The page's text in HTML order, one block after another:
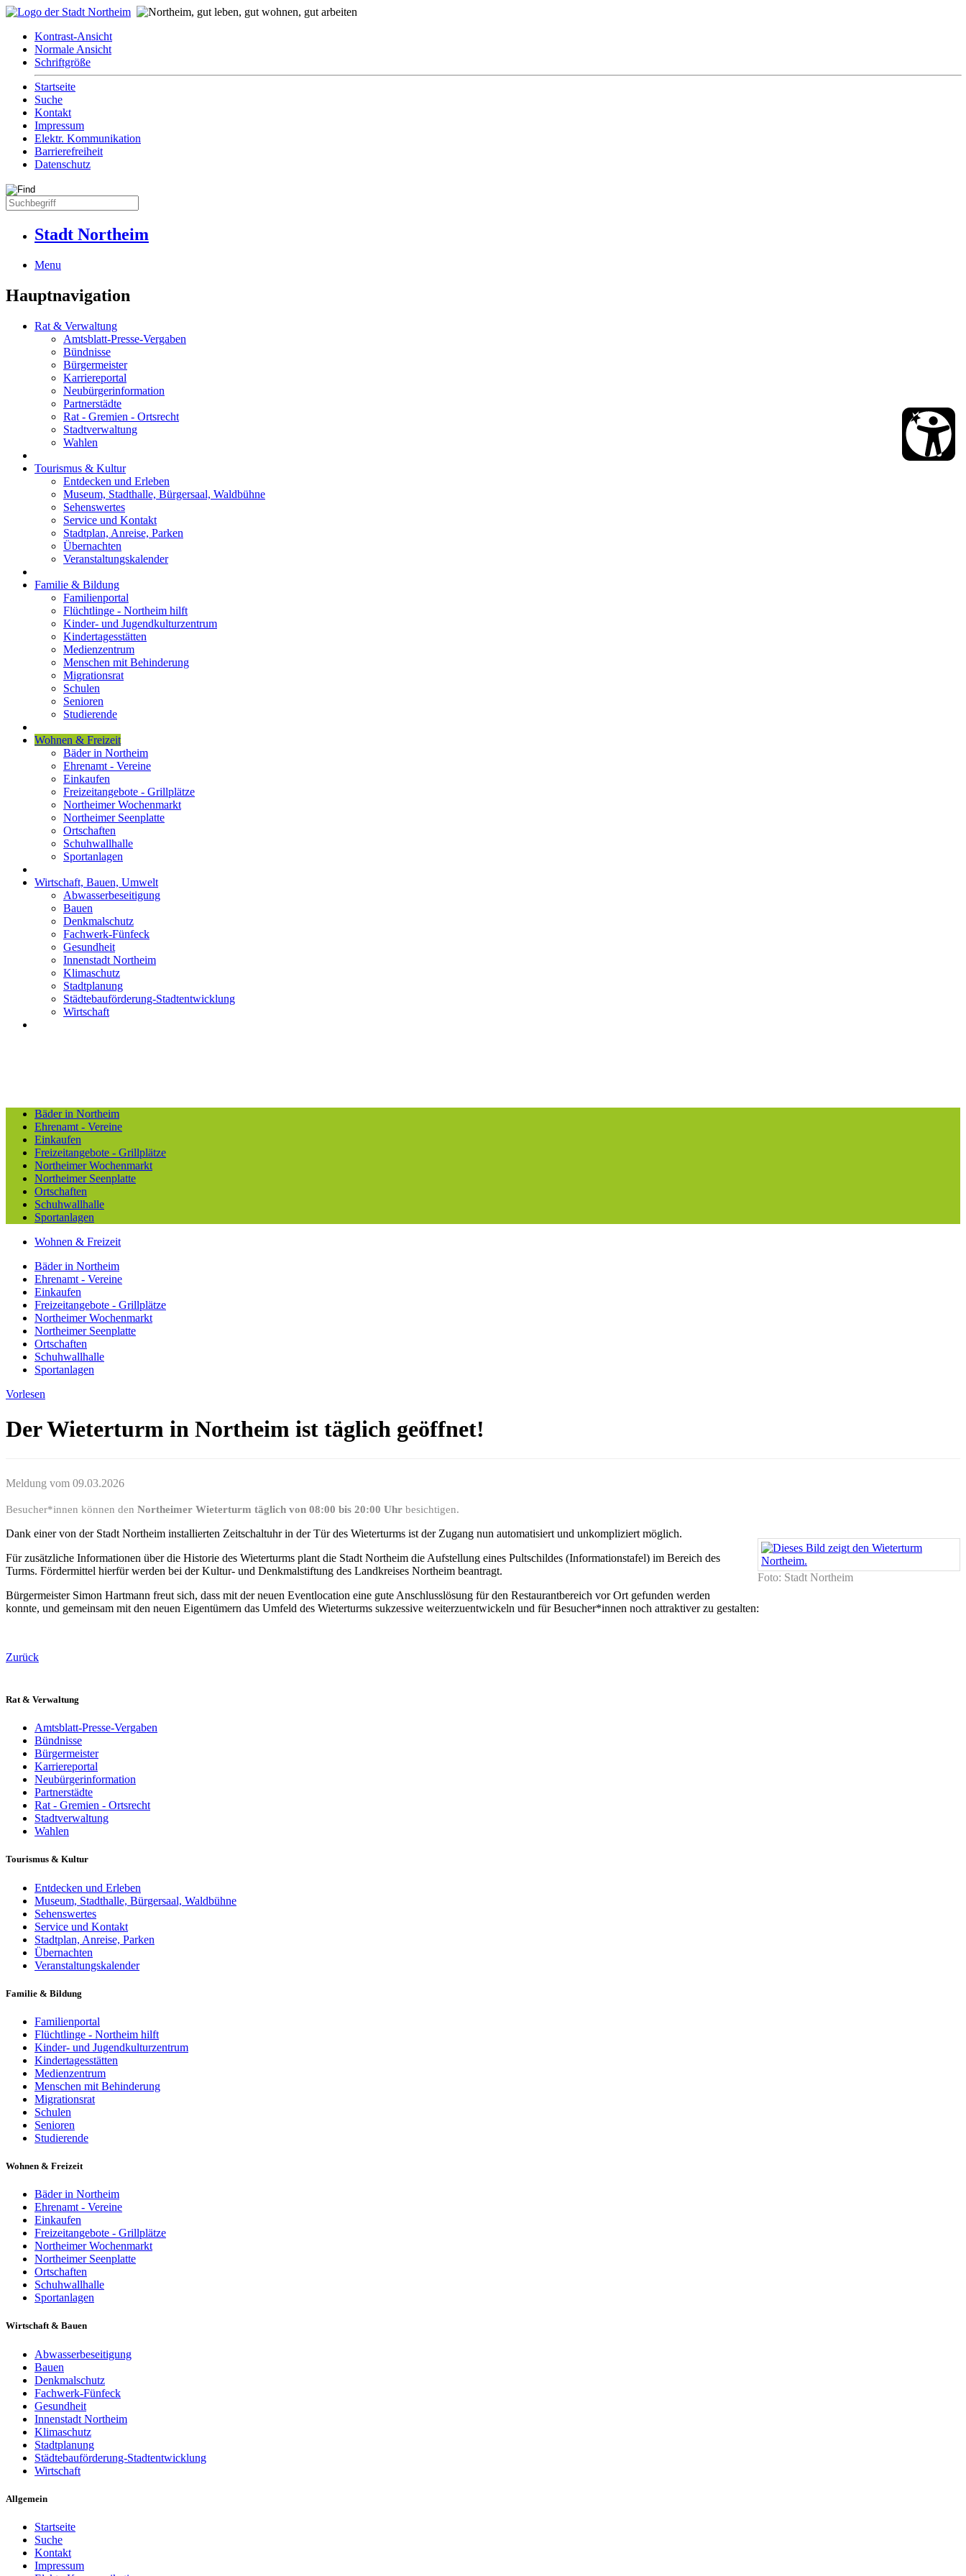
Kontrast-Ansicht
Normale Ansicht
Schriftgröße
Startseite
Suche
Kontakt
Impressum
Elektr. Kommunikation
Barrierefreiheit
Datenschutz
Stadt Northeim
Menu
Hauptnavigation
Rat & Verwaltung
Amtsblatt-Presse-Vergaben
Bündnisse
Bürgermeister
Karriereportal
Neubürgerinformation
Partnerstädte
Rat - Gremien - Ortsrecht
Stadtverwaltung
Wahlen
Tourismus & Kultur
Entdecken und Erleben
Museum, Stadthalle, Bürgersaal, Waldbühne
Sehenswertes
Service und Kontakt
Stadtplan, Anreise, Parken
Übernachten
Veranstaltungskalender
Familie & Bildung
Familienportal
Flüchtlinge - Northeim hilft
Kinder- und Jugendkulturzentrum
Kindertagesstätten
Medienzentrum
Menschen mit Behinderung
Migrationsrat
Schulen
Senioren
Studierende
Wohnen & Freizeit
Bäder in Northeim
Ehrenamt - Vereine
Einkaufen
Freizeitangebote - Grillplätze
Northeimer Wochenmarkt
Northeimer Seenplatte
Ortschaften
Schuhwallhalle
Sportanlagen
Wirtschaft, Bauen, Umwelt
Abwasserbeseitigung
Bauen
Denkmalschutz
Fachwerk-Fünfeck
Gesundheit
Innenstadt Northeim
Klimaschutz
Stadtplanung
Städtebauförderung-Stadtentwicklung
Wirtschaft
Bäder in Northeim
Ehrenamt - Vereine
Einkaufen
Freizeitangebote - Grillplätze
Northeimer Wochenmarkt
Northeimer Seenplatte
Ortschaften
Schuhwallhalle
Sportanlagen
Wohnen & Freizeit
Bäder in Northeim
Ehrenamt - Vereine
Einkaufen
Freizeitangebote - Grillplätze
Northeimer Wochenmarkt
Northeimer Seenplatte
Ortschaften
Schuhwallhalle
Sportanlagen
Vorlesen
Der Wieterturm in Northeim ist täglich geöffnet!
Meldung vom 09.03.2026
Besucher*innen können den Northeimer Wieterturm täglich von 08:00 bis 20:00 Uhr besichtigen.
Foto: Stadt Northeim
Dank einer von der Stadt Northeim installierten Zeitschaltuhr in der Tür des Wieterturms ist der Zugang nun automatisiert und unkompliziert möglich.
Für zusätzliche Informationen über die Historie des Wieterturms plant die Stadt Northeim die Aufstellung eines Pultschildes (Informationstafel) im Bereich des
Turms. Fördermittel hierfür werden bei der Kultur- und Denkmalstiftung des Landkreises Northeim beantragt.
Bürgermeister Simon Hartmann freut sich, dass mit der neuen Eventlocation eine gute Anschlusslösung für den Restaurantbereich vor Ort gefunden werden
konnte, und gemeinsam mit den neuen Eigentümern das Umfeld des Wieterturms sukzessive weiterzuentwickeln und für Besucher*innen noch attraktiver zu gestalten:
Zurück
Rat & Verwaltung
Amtsblatt-Presse-Vergaben
Bündnisse
Bürgermeister
Karriereportal
Neubürgerinformation
Partnerstädte
Rat - Gremien - Ortsrecht
Stadtverwaltung
Wahlen
Tourismus & Kultur
Entdecken und Erleben
Museum, Stadthalle, Bürgersaal, Waldbühne
Sehenswertes
Service und Kontakt
Stadtplan, Anreise, Parken
Übernachten
Veranstaltungskalender
Familie & Bildung
Familienportal
Flüchtlinge - Northeim hilft
Kinder- und Jugendkulturzentrum
Kindertagesstätten
Medienzentrum
Menschen mit Behinderung
Migrationsrat
Schulen
Senioren
Studierende
Wohnen & Freizeit
Bäder in Northeim
Ehrenamt - Vereine
Einkaufen
Freizeitangebote - Grillplätze
Northeimer Wochenmarkt
Northeimer Seenplatte
Ortschaften
Schuhwallhalle
Sportanlagen
Wirtschaft & Bauen
Abwasserbeseitigung
Bauen
Denkmalschutz
Fachwerk-Fünfeck
Gesundheit
Innenstadt Northeim
Klimaschutz
Stadtplanung
Städtebauförderung-Stadtentwicklung
Wirtschaft
Allgemein
Startseite
Suche
Kontakt
Impressum